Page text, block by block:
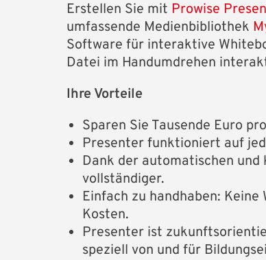
Erstellen Sie mit Prowise
umfassende Medienbibliothek
Software für interaktive
Datei im Handumdrehen
Ihre Vorteile
Sparen Sie Tausende Euro
Presenter funktioniert auf
Dank der automatischen
vollständiger.
Einfach zu handhaben:
Kosten.
Presenter ist
speziell von und für